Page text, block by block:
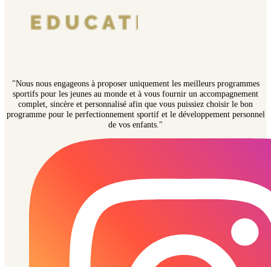
"Nous nous engageons à proposer uniquement les meilleurs programmes
sportifs pour les jeunes au monde et à vous fournir un accompagnement
complet, sincère et personnalisé afin que vous puissiez choisir le bon
programme pour le perfectionnement sportif et le développement personnel
de vos enfants."